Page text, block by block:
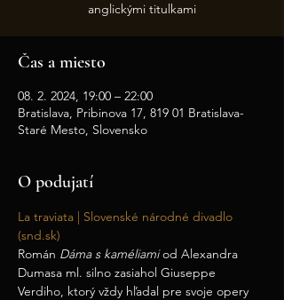
anglickými titulkami
Čas a miesto
08. 2. 2024, 19:00 – 22:00
Bratislava, Pribinova 17, 819 01 Bratislava-
Staré Mesto, Slovensko
O podujatí
La traviata | Slovenské národné divadlo
(snd.sk)
Román Dáma s kaméliami od Alexandra
Dumasa ml. silno zasiahol Giuseppe
Verdiho, ktorý vždy hľadal pre svoje opery